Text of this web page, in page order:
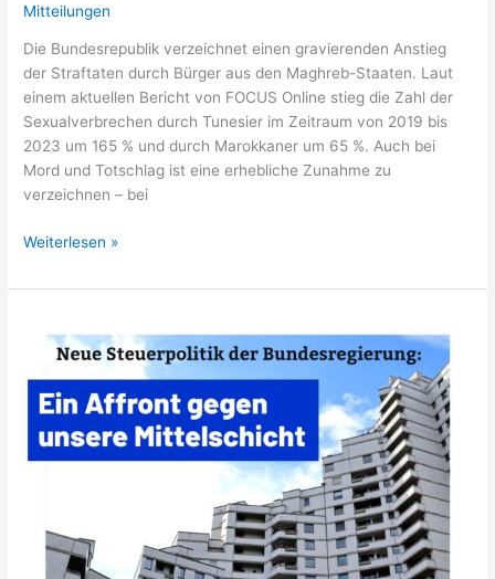
Mitteilungen
Die Bundesrepublik verzeichnet einen gravierenden Anstieg
der Straftaten durch Bürger aus den Maghreb-Staaten. Laut
einem aktuellen Bericht von FOCUS Online stieg die Zahl der
Sexualverbrechen durch Tunesier im Zeitraum von 2019 bis
2023 um 165 % und durch Marokkaner um 65 %. Auch bei
Mord und Totschlag ist eine erhebliche Zunahme zu
verzeichnen – bei
Weiterlesen »
neue